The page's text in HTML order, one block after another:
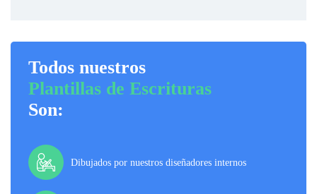
Todos nuestros
Plantillas de Escrituras
Son:
Dibujados por nuestros diseñadores internos